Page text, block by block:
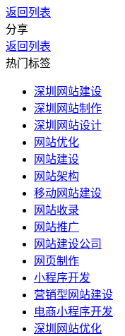
返回列表
分享
返回列表
热门标签
深圳网站建设
深圳网站制作
深圳网站设计
网站优化
网站建设
网站架构
移动网站建设
网站收录
网站推广
网站建设公司
网页制作
小程序开发
营销型网站建设
电商小程序开发
深圳网站优化